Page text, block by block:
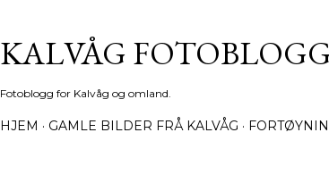
KALVÅG FOTOBLOGG
Fotoblogg for Kalvåg og omland.
HJEM GAMLE BILDER FRÅ KALVÅG